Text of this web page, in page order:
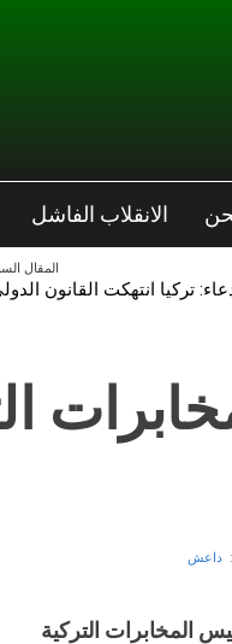
الانقلاب الفاشل
المقال
تركيا انتهكت القانون
داعش
المخابرات التركية